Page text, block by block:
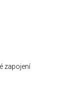
zapojení